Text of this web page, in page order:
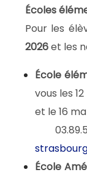
Écoles
Pour les
2026et les
École
vous les
et le 16
École